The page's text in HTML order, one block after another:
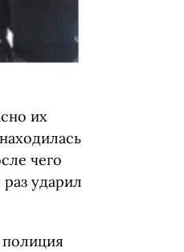
их
чего
ударил